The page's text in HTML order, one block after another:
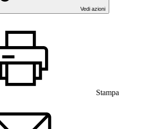
Vedi azioni
Stampa